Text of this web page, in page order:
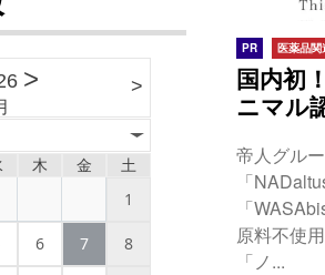
PR 医薬品関
国内初
ニマル
帝人グル
「
「
原料不使
「ノ...
> >
木 金 土
1
6 7 8